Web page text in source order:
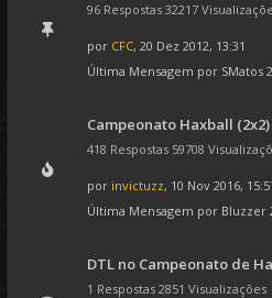
96 Respostas 32217
por CFC, 20 Dez 2012, 13:31
Última Mensagem por SMatos
Campeonato Haxball
418 Respostas 59708
por invictuzz, 10 Nov 2016,
Última Mensagem por Bluzzer
DTL no Campeonato de
1 Respostas 2851 Visualizações